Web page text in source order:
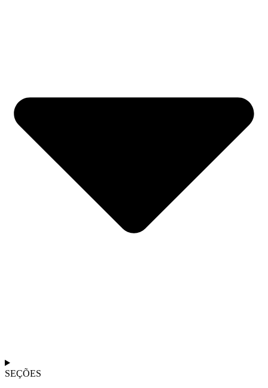
SEÇÕES